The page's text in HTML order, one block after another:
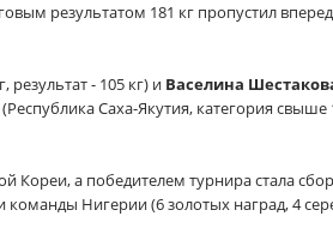
результатом 181 кг пропустил
результат - 105 кг) и Васелина
(Республика Саха-Якутия, категория свыше
а победителем турнира стала
Нигерии (6 золотых наград, 4